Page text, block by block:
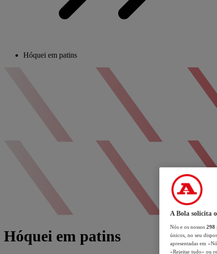
Hóquei em patins
Hóquei em patins
A Bola solicita
Nós e os nossos 298
únicos, no seu
apresentadas em
«Rejeitar tudo» ou